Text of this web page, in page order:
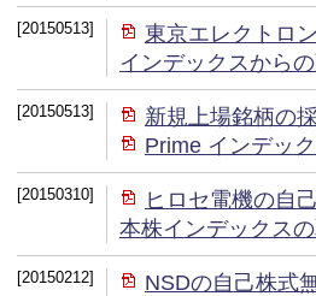
[20150513]
東京エレクトロ
インデックスから
[20150513]
新規上場銘柄の
Prime インデッ
[20150310]
ヒロセ電機の自
本株インデックス
[20150212]
NSDの自己株式